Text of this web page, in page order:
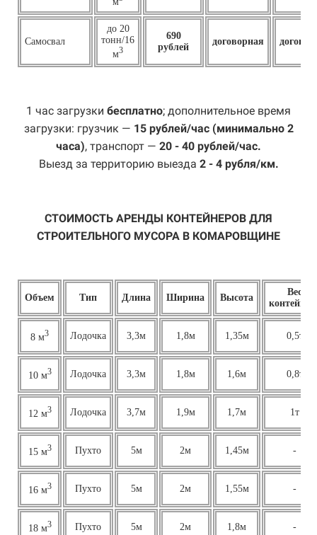
Самосвал
до 20
тонн/16
м3
690
рублей
договорная
1 час загрузки бесплатно; дополнительное время
загрузки: грузчик — 15 рублей/час (минимально 2
часа), транспорт — 20 - 40 рублей/час.
Выезд за территорию выезда 2 - 4 рубля/км.
СТОИМОСТЬ АРЕНДЫ КОНТЕЙНЕРОВ ДЛЯ
СТРОИТЕЛЬНОГО МУСОРА В КОМАРОВЩИНЕ
Объем Тип Длина Ширина Высота
Вес
8 м3 Лодочка 3,3м 1,8м 1,35м 0,5т
10 м3 Лодочка 3,3м 1,8м 1,6м 0,8т
12 м3 Лодочка 3,7м 1,9м 1,7м 1т
15 м3 Пухто 5м 2м 1,45м -
16 м3 Пухто 5м 2м 1,55м -
18 м3 Пухто 5м 2м 1,8м -